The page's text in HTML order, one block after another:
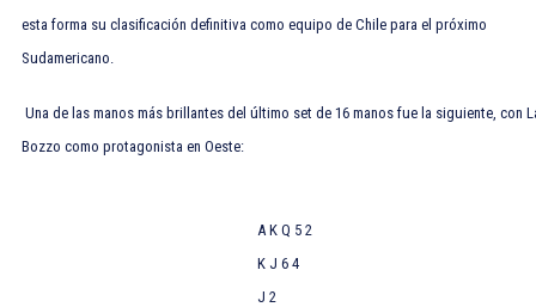
esta forma su clasificación definitiva como equipo de Chile para el próximo
Sudamericano.
Una de las manos más brillantes del último set de 16 manos fue la siguiente, con
Bozzo como protagonista en Oeste:
A K Q 5 2
K J 6 4
J 2